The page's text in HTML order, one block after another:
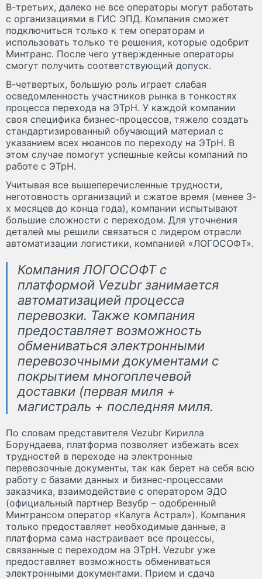
В-третьих, далеко не все операторы могут работать
с организациями в ГИС ЭПД. Компания сможет
подключиться только к тем операторам и
использовать только те решения, которые одобрит
Минтранс. После чего утвержденные операторы
смогут получить соответствующий допуск.
В-четвертых, большую роль играет слабая
осведомленность участников рынка в тонкостях
процесса перехода на ЭТрН. У каждой компании
своя специфика бизнес-процессов, тяжело создать
стандартизированный обучающий материал с
указанием всех нюансов по переходу на ЭТрН. В
этом случае помогут успешные кейсы компаний по
работе с ЭТрН.
Учитывая все вышеперечисленные трудности,
неготовность организаций и сжатое время (менее 3-
х месяцев до конца года), компании испытывают
большие сложности с переходом. Для уточнения
деталей мы решили связаться с лидером отрасли
автоматизации логистики, компанией «ЛОГОСОФТ».
Компания ЛОГОСОФТ с
платформой Vezubr занимается
автоматизацией процесса
перевозки. Также компания
предоставляет возможность
обмениваться электронными
перевозочными документами с
покрытием многоплечевой
доставки (первая миля +
магистраль + последняя миля.
По словам представителя Vezubr Кирилла
Борундаева, платформа позволяет избежать всех
трудностей в переходе на электронные
перевозочные документы, так как берет на себя всю
работу с базами данных и бизнес-процессами
заказчика, взаимодействие с оператором ЭДО
(официальный партнер Везубр – одобренный
Минтрансом оператор «Калуга Астрал»). Компания
только предоставляет необходимые данные, а
платформа сама настраивает все процессы,
связанные с переходом на ЭТрН. Vezubr уже
предоставляет возможность обмениваться
электронными документами. Прием и сдача